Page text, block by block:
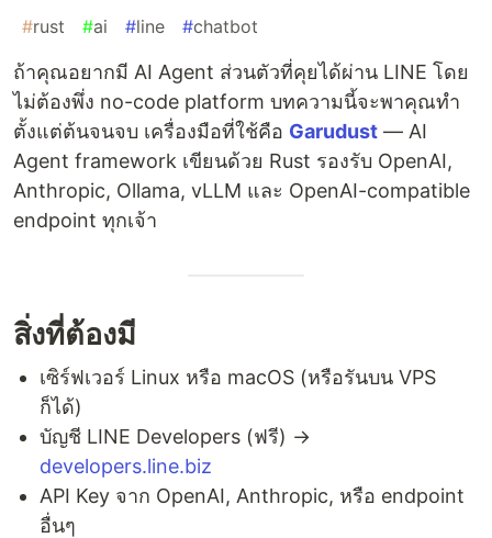
#rust #ai #line #chatbot
ถ้าคุณอยากมี AI Agent ส่วนตัวที่คุยได้ผ่าน LINE โดย
ไม่ต้องพึ่ง no-code platform บทความนี้จะพาคุณทำ
ตั้งแต่ต้นจนจบ เครื่องมือที่ใช้คือ Garudust — AI
Agent framework เขียนด้วย Rust รองรับ OpenAI,
Anthropic, Ollama, vLLM และ OpenAI-compatible
endpoint ทุกเจ้า
สิ่งที่ต้องมี
เซิร์ฟเวอร์ Linux หรือ macOS (หรือรันบน VPS
ก็ได้)
บัญชี LINE Developers (ฟรี) →
developers.line.biz
API Key จาก OpenAI, Anthropic, หรือ endpoint
อื่นๆ